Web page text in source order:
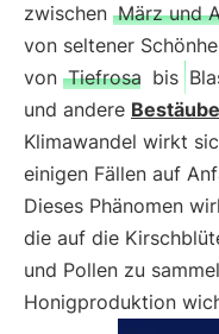
zwischen März und
von seltener
von Tiefrosa bis
und andere
Klimawandel wirkt
einigen Fällen auf
Dieses Phänomen
die auf die
und Pollen zu
Honigproduktion